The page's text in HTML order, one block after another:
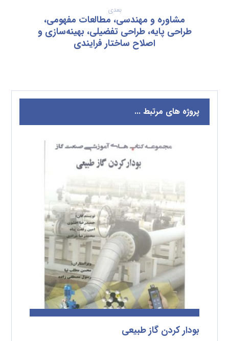
بعدی
مشاوره و مهندسی، مطالعات مفهومی،
طراحی پایه، طراحی تفضیلی، بهینه‌سازی و
اصلاح ساختار فرایندی
پروژه های مرتبط ...
بودار کردن گاز طبیعی